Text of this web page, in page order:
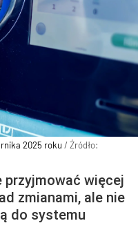
2025 roku / Źródło:
więcej
zmianami, ale nie
do systemu